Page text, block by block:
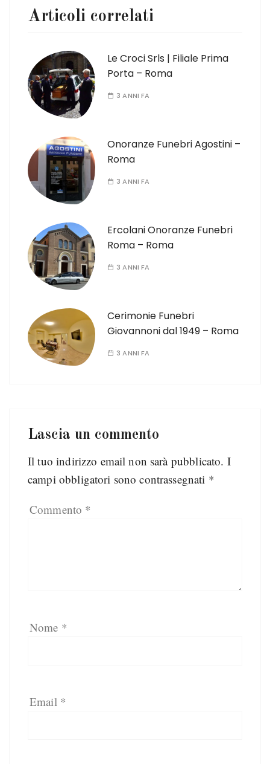
Articoli correlati
Le Croci Srls | Filiale Prima
Porta – Roma
3 ANNI FA
Onoranze Funebri Agostini –
Roma
3 ANNI FA
Ercolani Onoranze Funebri
Roma – Roma
3 ANNI FA
Cerimonie Funebri
Giovannoni dal 1949 – Roma
3 ANNI FA
Lascia un commento
Il tuo indirizzo email non sarà pubblicato. I
campi obbligatori sono contrassegnati *
Commento *
Nome *
Email *